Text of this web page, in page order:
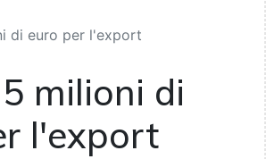
di euro per l'export
milioni di
l'export